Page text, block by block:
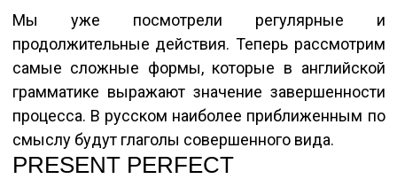
Мы уже посмотрели регулярные и
продолжительные действия. Теперь рассмотрим
самые сложные формы, которые в английской
грамматике выражают значение завершенности
процесса. В русском наиболее приближенным по
смыслу будут глаголы совершенного вида.
PRESENT PERFECT